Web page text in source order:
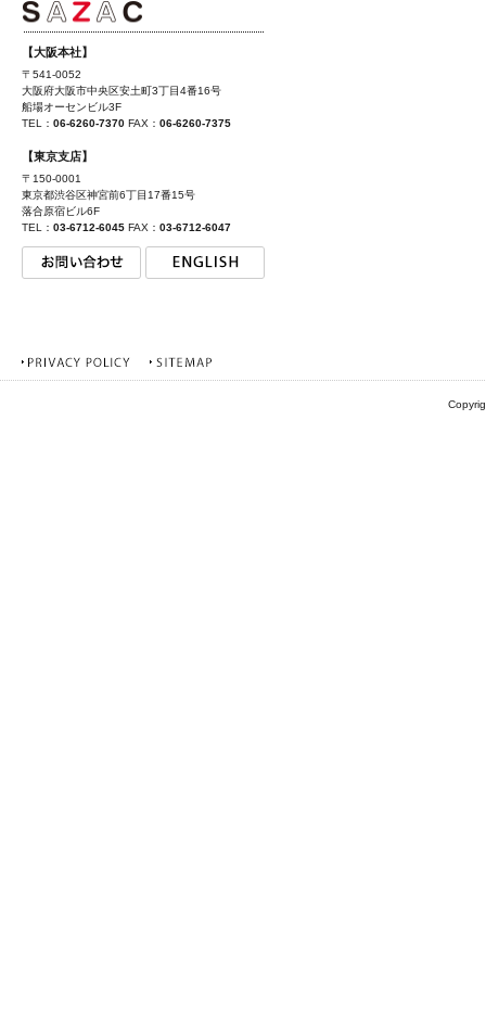
【大阪本社】
〒541-0052
大阪府大阪市中央区安土町3丁目4番16号
船場オーセンビル3F
TEL： 06-6260-7370 FAX： 06-6260-7375
【東京支店】
〒150-0001
東京都渋谷区神宮前6丁目17番15号
落合原宿ビル6F
TEL： 03-6712-6045 FAX： 03-6712-6047